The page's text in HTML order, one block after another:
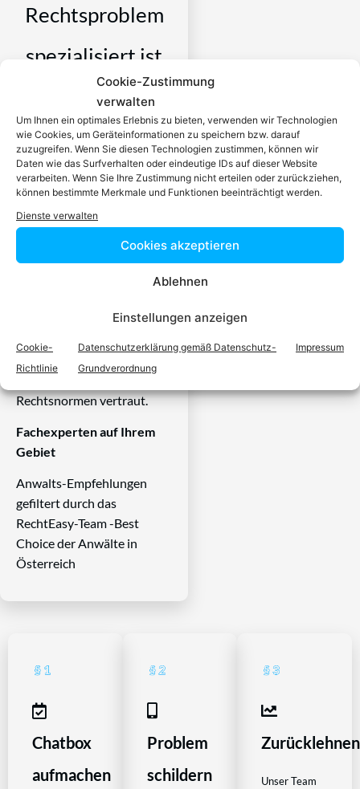
Cookie-Zustimmung
verwalten
Um Ihnen ein optimales Erlebnis zu bieten, verwenden wir Technologien
wie Cookies, um Geräteinformationen zu speichern bzw. darauf
zuzugreifen. Wenn Sie diesen Technologien zustimmen, können wir
Daten wie das Surfverhalten oder eindeutige IDs auf dieser Website
verarbeiten. Wenn Sie Ihre Zustimmung nicht erteilen oder zurückziehen,
können bestimmte Merkmale und Funktionen beeinträchtigt werden.
Dienste verwalten
Cookies akzeptieren
Ablehnen
Einstellungen anzeigen
Cookie-
Richtlinie
Datenschutzerklärung gemäß Datenschutz-
Grundverordnung
Impressum
Rechtsproblem
spezialisiert ist
Ein zugelassener Anwalt /
eine zugelassen Anwältin ist
dafür da, über Rechtsfragen
zu beraten und Klienten vor
Gericht zu vertreten. Es ist
seine Aufgabe,
Dienstleistungen im Bereich
der Rechtsberatung zu
erbringen und Klienten vor
Rechtsnormen vertraut.
Fachexperten auf Ihrem
Gebiet
Anwalts-Empfehlungen
gefiltert durch das
RechtEasy-Team -Best
Choice der Anwälte in
Österreich
Chatbox
aufmachen
Problem
schildern
Zurücklehnen
Unser Team